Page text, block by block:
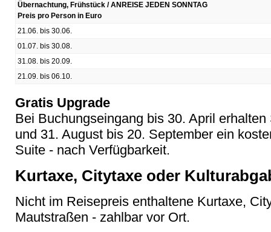
Übernachtung, Frühstück / ANREISE JEDEN SONNTAG
Preis pro Person in Euro
21.06. bis 30.06.
01.07. bis 30.08.
31.08. bis 20.09.
21.09. bis 06.10.
Gratis Upgrade
Bei Buchungseingang bis 30. April
und 31. August bis 20. September ein
Suite - nach Verfügbarkeit.
Kurtaxe, Citytaxe oder
Nicht im Reisepreis enthaltene Kurtaxe,
Mautstraßen - zahlbar vor Ort.